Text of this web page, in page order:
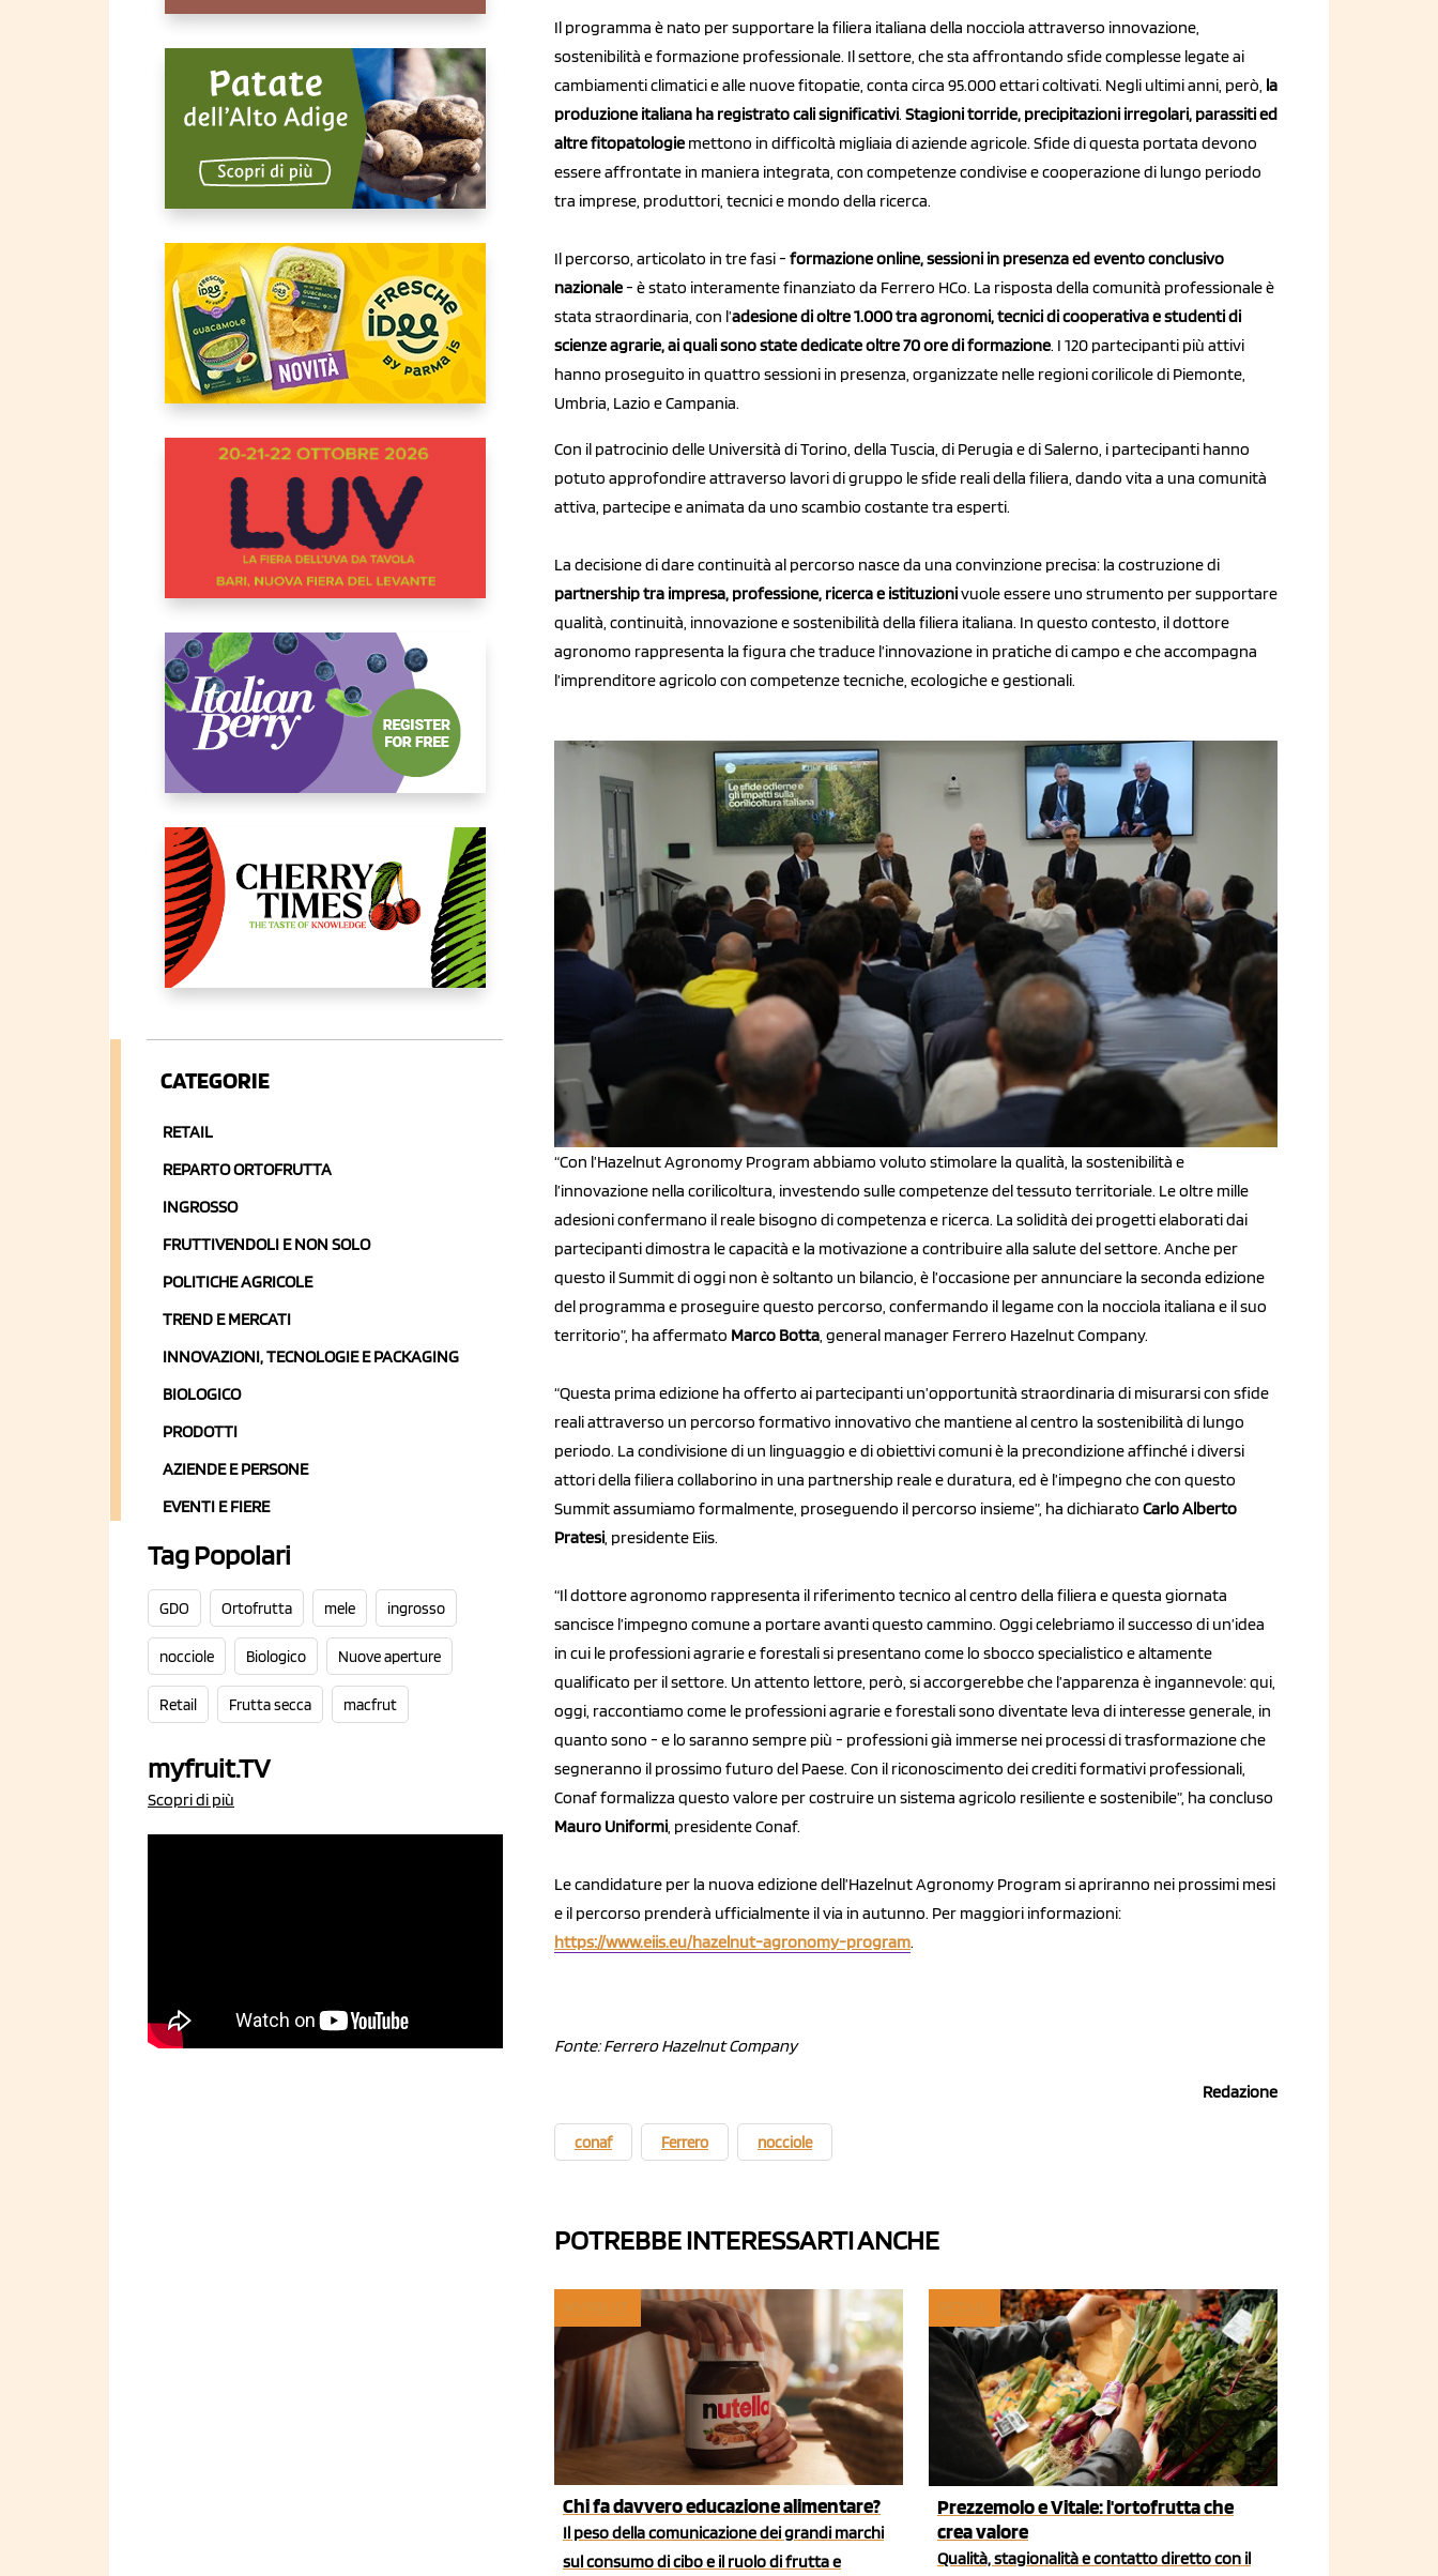
CATEGORIE
RETAIL
REPARTO ORTOFRUTTA
INGROSSO
FRUTTIVENDOLI E NON SOLO
POLITICHE AGRICOLE
TREND E MERCATI
INNOVAZIONI, TECNOLOGIE E PACKAGING
BIOLOGICO
PRODOTTI
AZIENDE E PERSONE
EVENTI E FIERE
Tag Popolari
GDO Ortofrutta mele ingrosso
nocciole Biologico Nuove aperture
Retail Frutta secca macfrut
myfruit.TV
Scopri di più
Il programma è nato per supportare la filiera italiana della nocciola attraverso innovazione,
sostenibilità e formazione professionale. Il settore, che sta affrontando sfide complesse legate ai
cambiamenti climatici e alle nuove fitopatie, conta circa 95.000 ettari coltivati. Negli ultimi anni, però, la
produzione italiana ha registrato cali significativi. Stagioni torride, precipitazioni irregolari, parassiti ed
altre fitopatologie mettono in difficoltà migliaia di aziende agricole. Sfide di questa portata devono
essere affrontate in maniera integrata, con competenze condivise e cooperazione di lungo periodo
tra imprese, produttori, tecnici e mondo della ricerca.
Il percorso, articolato in tre fasi - formazione online, sessioni in presenza ed evento conclusivo
nazionale- è stato interamente finanziato da Ferrero HCo. La risposta della comunità professionale è
stata straordinaria, con l’adesione di oltre 1.000 tra agronomi, tecnici di cooperativa e studenti di
scienze agrarie, ai quali sono state dedicate oltre 70 ore di formazione. I 120 partecipanti più attivi
hanno proseguito in quattro sessioni in presenza, organizzate nelle regioni corilicole di Piemonte,
Umbria, Lazio e Campania.
Con il patrocinio delle Università di Torino, della Tuscia, di Perugia e di Salerno, i partecipanti hanno
potuto approfondire attraverso lavori di gruppo le sfide reali della filiera, dando vita a una comunità
attiva, partecipe e animata da uno scambio costante tra esperti.
La decisione di dare continuità al percorso nasce da una convinzione precisa: la costruzione di
partnership tra impresa, professione, ricerca e istituzionivuole essere uno strumento per supportare
qualità, continuità, innovazione e sostenibilità della filiera italiana. In questo contesto, il dottore
agronomo rappresenta la figura che traduce l’innovazione in pratiche di campo e che accompagna
l’imprenditore agricolo con competenze tecniche, ecologiche e gestionali.
“Con l’Hazelnut Agronomy Program abbiamo voluto stimolare la qualità, la sostenibilità e
l’innovazione nella corilicoltura, investendo sulle competenze del tessuto territoriale. Le oltre mille
adesioni confermano il reale bisogno di competenza e ricerca. La solidità dei progetti elaborati dai
partecipanti dimostra le capacità e la motivazione a contribuire alla salute del settore. Anche per
questo il Summit di oggi non è soltanto un bilancio, è l’occasione per annunciare la seconda edizione
del programma e proseguire questo percorso, confermando il legame con la nocciola italiana e il suo
territorio”, ha affermato Marco Botta, general manager Ferrero Hazelnut Company.
“Questa prima edizione ha offerto ai partecipanti un’opportunità straordinaria di misurarsi con sfide
reali attraverso un percorso formativo innovativo che mantiene al centro la sostenibilità di lungo
periodo. La condivisione di un linguaggio e di obiettivi comuni è la precondizione affinché i diversi
attori della filiera collaborino in una partnership reale e duratura, ed è l’impegno che con questo
Summit assumiamo formalmente, proseguendo il percorso insieme”, ha dichiarato Carlo Alberto
Pratesi, presidente Eiis.
“Il dottore agronomo rappresenta il riferimento tecnico al centro della filiera e questa giornata
sancisce l’impegno comune a portare avanti questo cammino. Oggi celebriamo il successo di un’idea
in cui le professioni agrarie e forestali si presentano come lo sbocco specialistico e altamente
qualificato per il settore. Un attento lettore, però, si accorgerebbe che l’apparenza è ingannevole: qui,
oggi, raccontiamo come le professioni agrarie e forestali sono diventate leva di interesse generale, in
quanto sono - e lo saranno sempre più - professioni già immerse nei processi di trasformazione che
segneranno il prossimo futuro del Paese. Con il riconoscimento dei crediti formativi professionali,
Conaf formalizza questo valore per costruire un sistema agricolo resiliente e sostenibile”, ha concluso
Mauro Uniformi, presidente Conaf.
Le candidature per la nuova edizione dell’Hazelnut Agronomy Program si apriranno nei prossimi mesi
e il percorso prenderà ufficialmente il via in autunno. Per maggiori informazioni:
https://www.eiis.eu/hazelnut-agronomy-program.
Fonte: Ferrero Hazelnut Company
Redazione
conaf Ferrero nocciole
POTREBBE INTERESSARTI ANCHE
Chi fa davvero educazione alimentare?
Il peso della comunicazione dei grandi marchi
sul consumo di cibo e il ruolo di frutta e
Prezzemolo e Vitale: l'ortofrutta che
crea valore
Qualità, stagionalità e contatto diretto con il